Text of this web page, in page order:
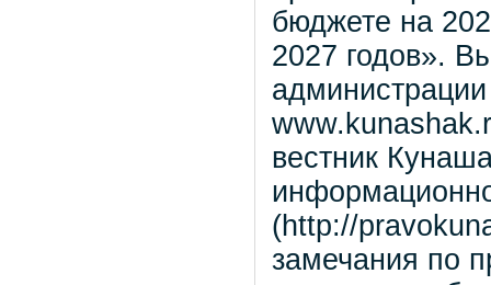
бюджете на
2027 годов».
вестник
(http://
замечания по